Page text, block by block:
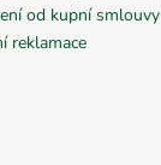
od kupní smlouvy
reklamace